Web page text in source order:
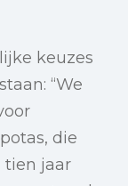
keuzes
“We
die
tien jaar